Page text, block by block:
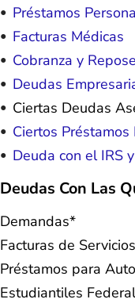
Préstamos
Facturas Médicas
Cobranza y
Deudas
Ciertas Deudas
Ciertos
Deuda con el IRS
Deudas Con Las
Demandas*
Facturas de
Préstamos para
Estudiantiles